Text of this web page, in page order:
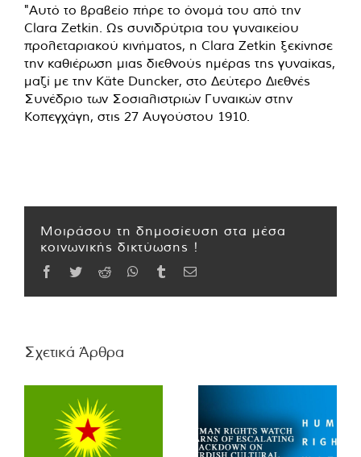
"Αυτό το βραβείο πήρε το όνομά του από την
Clara Zetkin. Ως συνιδρύτρια του γυναικείου
προλεταριακού κινήματος, η Clara Zetkin ξεκίνησε
την καθιέρωση μιας διεθνούς ημέρας της γυναίκας,
μαζί με την Käte Duncker, στο Δεύτερο Διεθνές
Συνέδριο των Σοσιαλιστριών Γυναικών στην
Κοπεγχάγη, στις 27 Αυγούστου 1910.
Μοιράσου τη δημοσίευση στα μέσα
κοινωνικής δικτύωσης !
Facebook
TwitterReddit WhatsApp
TumblrEmail
Σχετικά Άρθρα